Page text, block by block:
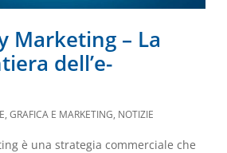
Marketing – La
dell’e-
, GRAFICA E MARKETING, NOTIZIE
è una strategia commerciale che